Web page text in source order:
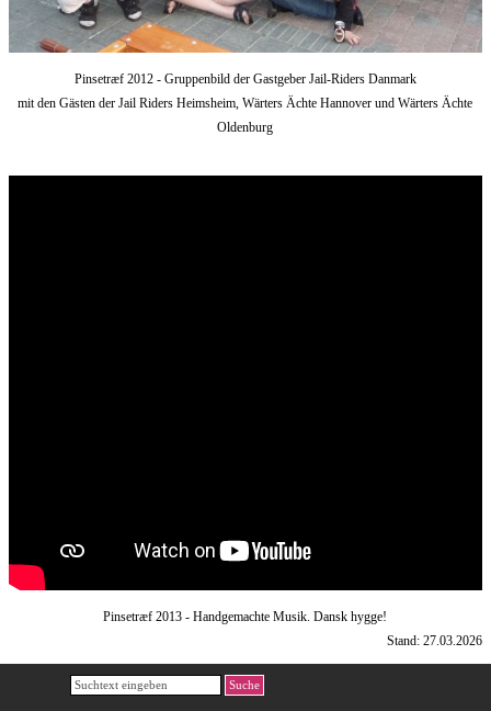
Pinsetræf 2012 - Gruppenbild der Gastgeber Jail-Riders Danmark
mit den Gästen der Jail Riders Heimsheim, Wärters Ächte Hannover und Wärters Ächte
Oldenburg
Pinsetræf 2013 - Handgemachte Musik. Dansk hygge!
Stand: 27.03.2026
Suche